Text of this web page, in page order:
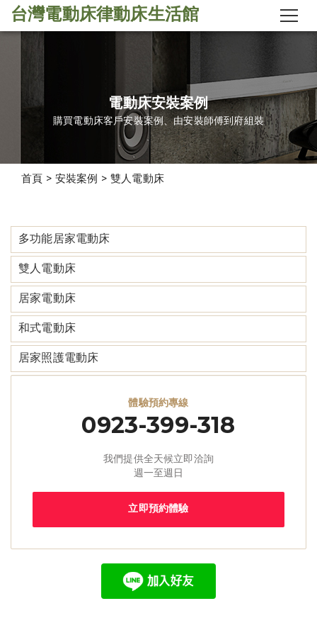
台灣電動床律動床生活館
電動床安裝案例
購買電動床客戶安裝案例、由安裝師傅到府組裝
首頁 > 安裝案例 > 雙人電動床
多功能居家電動床
雙人電動床
居家電動床
和式電動床
居家照護電動床
體驗預約專線
0923-399-318
我們提供全天候立即洽詢
週一至週日
立即預約體驗